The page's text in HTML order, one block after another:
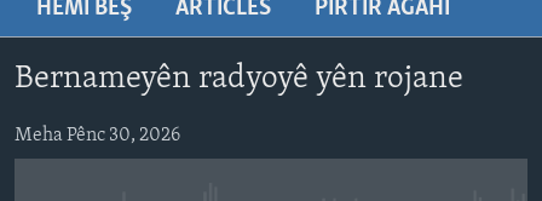
here
TIRKÎYE
SÛRÎYE
ÎRAN
Navê xwe tomar
HEMÎ BEŞ ARTICLES PIRTIR AGAHÎ
Bernameyên radyoyê yên rojane
Meha Pênc 30, 2026